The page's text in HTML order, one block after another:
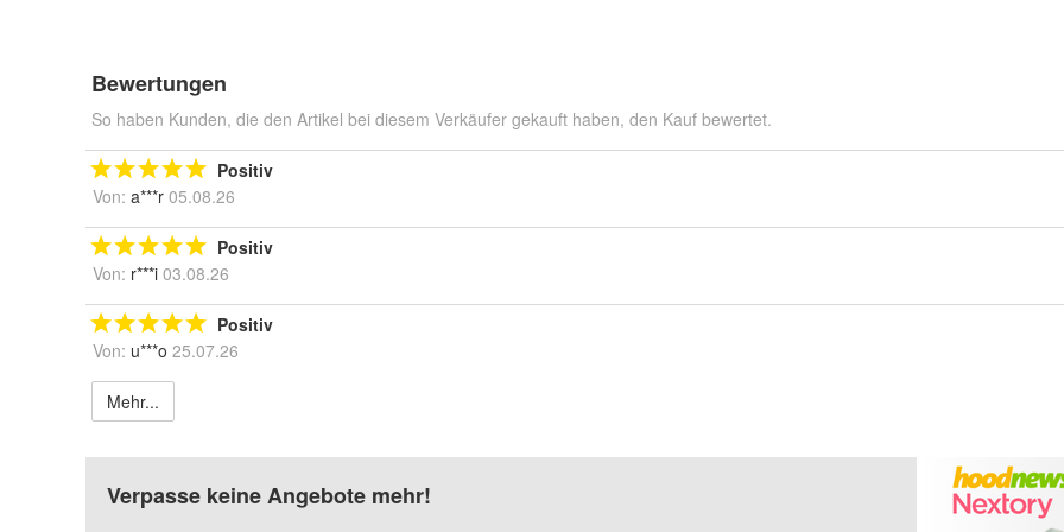
Bewertungen
So haben Kunden, die den Artikel bei diesem Verkäufer gekauft haben, den Kauf bewertet.
Positiv
Von: a***r 05.08.26
Positiv
Von: r***i 03.08.26
Positiv
Von: u***o 25.07.26
Mehr...
Verpasse keine Angebote mehr!